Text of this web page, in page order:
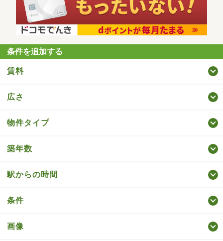
条件を追加する
賃料
広さ
物件タイプ
築年数
駅からの時間
条件
画像